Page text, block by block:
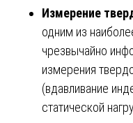
Измерение
одним из
чрезвычайно
измерения
(вдавливание
статической